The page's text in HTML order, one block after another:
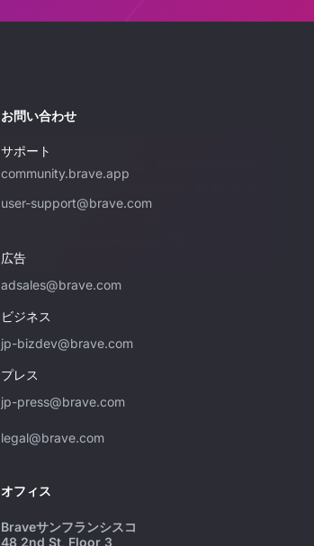
お問い合わせ
サポート
community.brave.app
user-support@brave.com
広告
adsales@brave.com
い。サポートについては、
ビジネス
jp-bizdev@brave.com
プレス
jp-press@brave.com
legal@brave.com
オフィス
Braveサンフランシスコ
48 2nd St, Floor 3